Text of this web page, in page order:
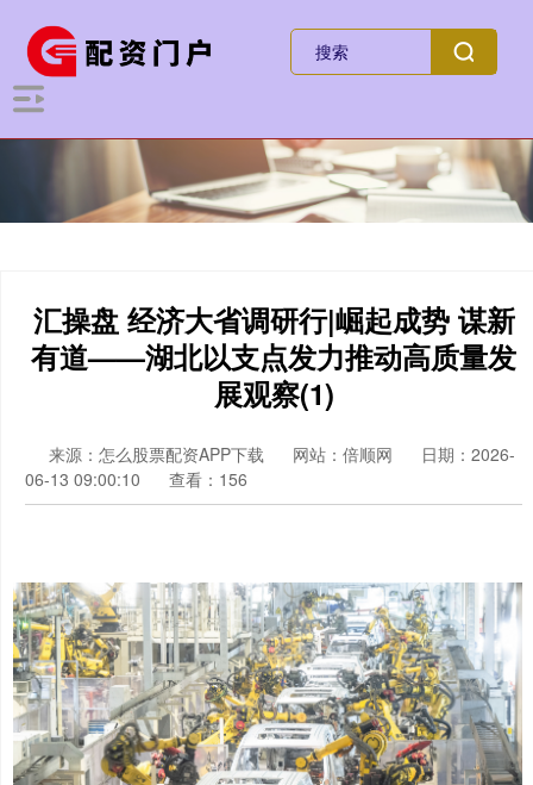
汇操盘 经济大省调研行|崛起成势 谋新
有道——湖北以支点发力推动高质量发
展观察(1)
来源：怎么股票配资APP下载 网站：倍顺网
日期：2026-
06-13 09:00:10
查看：156